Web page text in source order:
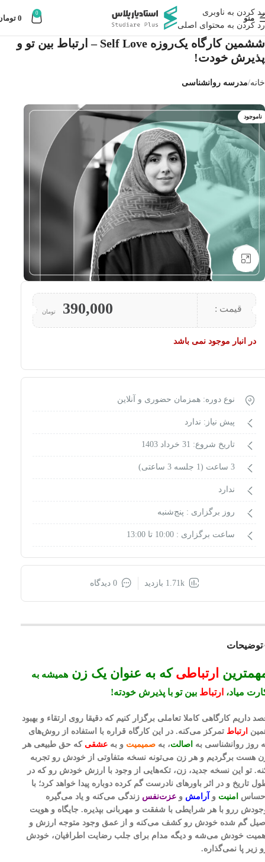
رد کردن به ناوبری
رد کردن به محتوای اصلی
منو
0
0
ششمین کارگاه یک‌روزه Self Love – ارتباط بین تو و
پذیرش خودت!
خانه مدرسه روانشناسی
ناموجود
بزرگنمایی تصویر
قیمت : 390,000 تومان
در انبار موجود نمی باشد
نوع دوره: همزمان حضوری و آنلاین
پیش نیاز: ندارد
تاریخ شروع: 31 خرداد 1403
3 ساعت (1 جلسه 3 ساعتی)
ندارد
روز برگزاری : پنج‌شنبه
ساعت برگزاری : 10:00 تا 13:00
1.71k بازدید 0 دیدگاه
توضیحات
ارتباطی که به عنوان یک زن همیشه به
میاد، ارتباط بین تو با پذیرش خودته!
داریم کارگاهی کاملا تعاملی برگزار کنیم که دقیقا روی ارتقاء و بهبود
ارتباط تمرکز می‌کنه. در این کارگاه قراره با استفاده از روش‌های
روز روانشناسی به اصالت، به صمیمیت و به عشقی که حق طبیعی هر
هست برگردیم و هر زن می‌تونه نسخه متفاوتی از خودش رو تجربه
تو این نسخه جدید، زن، تکه‌هایی از وجود با ارزش خودش رو که در
تاریخ و در اثر باورهای نادرست گم کرده دوباره پیدا خواهد کرد؛ با
امنیت و آرامش و عزت‌نفس زندگی می‌کنه و یاد می‌گیره
ررو با هر شرایطی با شفقت و مهربانی بپذیره. جایگاه و هویت
گم شده خودش رو کشف می‌کنه و از عمق وجود متوجه ارزش و
خودش می‌شه و دیگه مدام برای جلب رضایت اطرافیان، خودش
زیر پا نمی‌گذاره.